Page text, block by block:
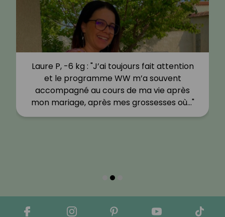
Laure P, -6 kg : "J’ai toujours fait attention
et le programme WW m’a souvent
accompagné au cours de ma vie après
mon mariage, après mes grossesses où…"